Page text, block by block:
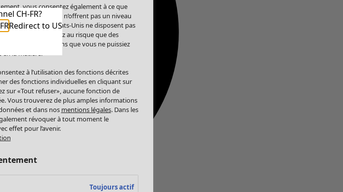
CH-FR?
Redirect to US
vous consentez également à ce que
Les États-Unis n’offrent pas un niveau
de l’UE. Les États-Unis ne disposent pas
vous vous exposez au risque que des
personnel sans que vous ne puissiez
la matière.
à l’utilisation des fonctions décrites
des fonctions individuelles en cliquant sur
sur «Tout refuser», aucune fonction de
Vous trouverez de plus amples informations
et dans nos mentions légales. Dans les
révoquer à tout moment le
effet pour l’avenir.
Toujours actif